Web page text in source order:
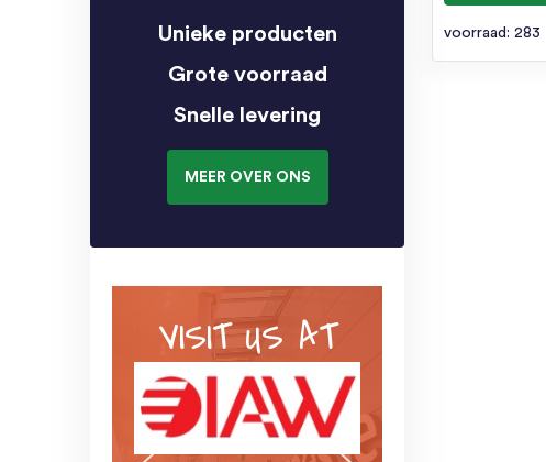
Unieke producten
Grote voorraad
Snelle levering
MEER OVER ONS
VISIT US AT
voorraad: 283